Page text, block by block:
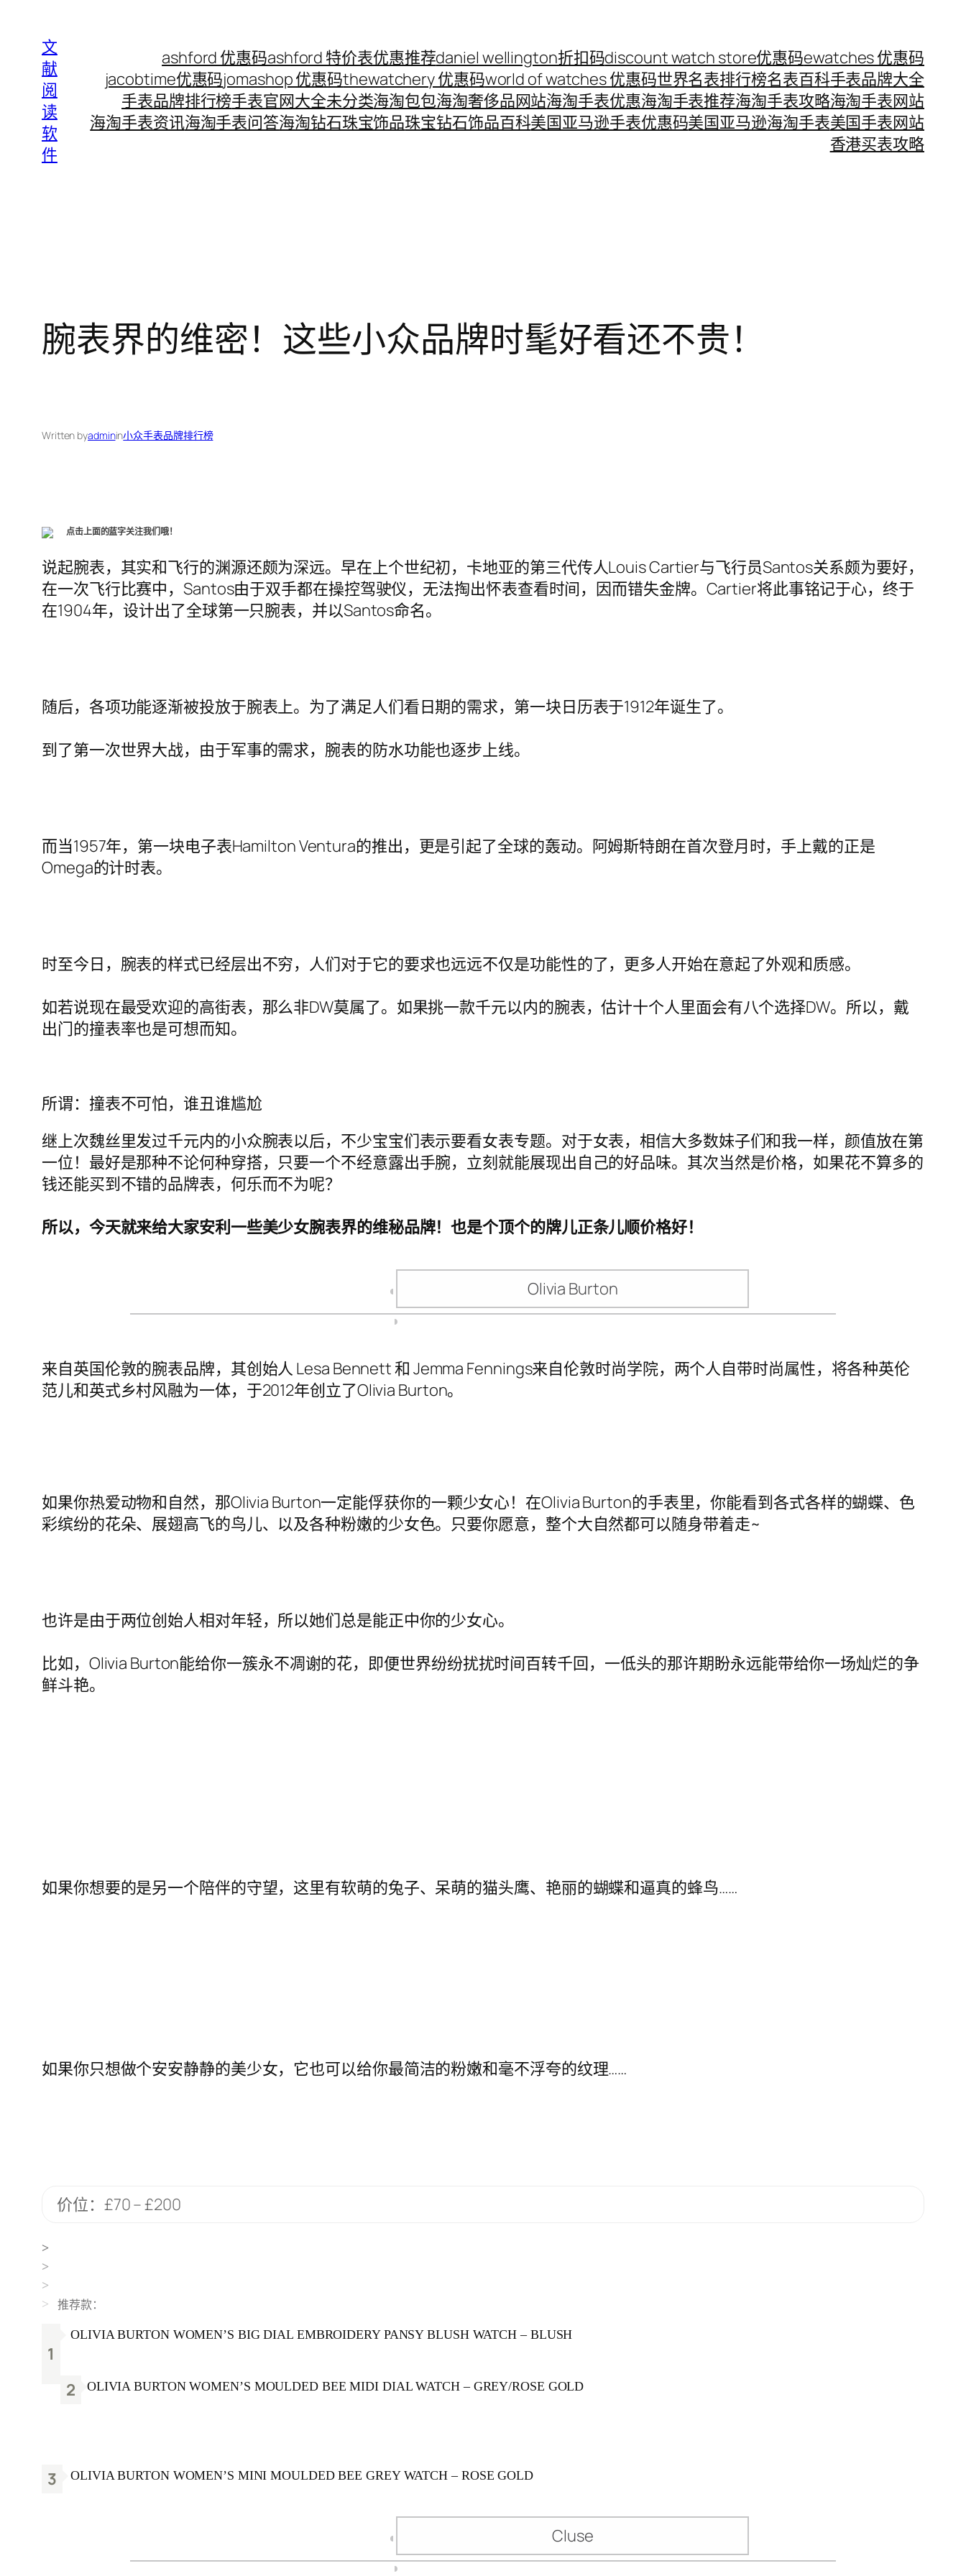
content
文
献
阅
读
软
件
ashford 优惠码ashford 特价表优惠推荐daniel wellington折扣码discount watch store优惠码ewatches 优惠码
jacobtime优惠码jomashop 优惠码thewatchery 优惠码world of watches 优惠码世界名表排行榜名表百科手表品牌大全
手表品牌排行榜手表官网大全未分类海淘包包海淘奢侈品网站海淘手表优惠海淘手表推荐海淘手表攻略海淘手表网站
海淘手表资讯海淘手表问答海淘钻石珠宝饰品珠宝钻石饰品百科美国亚马逊手表优惠码美国亚马逊海淘手表美国手表网站
香港买表攻略
腕表界的维密！这些小众品牌时髦好看还不贵！
Written byadminin小众手表品牌排行榜
点击上面的蓝字关注我们哦！
说起腕表，其实和飞行的渊源还颇为深远。早在上个世纪初，卡地亚的第三代传人Louis Cartier与飞行员Santos关系颇为要好，
在一次飞行比赛中，Santos由于双手都在操控驾驶仪，无法掏出怀表查看时间，因而错失金牌。Cartier将此事铭记于心，终于
在1904年，设计出了全球第一只腕表，并以Santos命名。
随后，各项功能逐渐被投放于腕表上。为了满足人们看日期的需求，第一块日历表于1912年诞生了。
到了第一次世界大战，由于军事的需求，腕表的防水功能也逐步上线。
而当1957年，第一块电子表Hamilton Ventura的推出，更是引起了全球的轰动。阿姆斯特朗在首次登月时，手上戴的正是
Omega的计时表。
时至今日，腕表的样式已经层出不穷，人们对于它的要求也远远不仅是功能性的了，更多人开始在意起了外观和质感。
如若说现在最受欢迎的高街表，那么非DW莫属了。如果挑一款千元以内的腕表，估计十个人里面会有八个选择DW。所以，戴
出门的撞表率也是可想而知。
所谓：撞表不可怕，谁丑谁尴尬
继上次魏丝里发过千元内的小众腕表以后，不少宝宝们表示要看女表专题。对于女表，相信大多数妹子们和我一样，颜值放在第
一位！最好是那种不论何种穿搭，只要一个不经意露出手腕，立刻就能展现出自己的好品味。其次当然是价格，如果花不算多的
钱还能买到不错的品牌表，何乐而不为呢？
所以，今天就来给大家安利一些美少女腕表界的维秘品牌！也是个顶个的牌儿正条儿顺价格好！
Olivia Burton
来自英国伦敦的腕表品牌，其创始人 Lesa Bennett 和 Jemma Fennings来自伦敦时尚学院，两个人自带时尚属性，将各种英伦
范儿和英式乡村风融为一体，于2012年创立了Olivia Burton。
如果你热爱动物和自然，那Olivia Burton一定能俘获你的一颗少女心！在Olivia Burton的手表里，你能看到各式各样的蝴蝶、色
彩缤纷的花朵、展翅高飞的鸟儿、以及各种粉嫩的少女色。只要你愿意，整个大自然都可以随身带着走~
也许是由于两位创始人相对年轻，所以她们总是能正中你的少女心。
比如，Olivia Burton能给你一簇永不凋谢的花，即便世界纷纷扰扰时间百转千回，一低头的那许期盼永远能带给你一场灿烂的争
鲜斗艳。
如果你想要的是另一个陪伴的守望，这里有软萌的兔子、呆萌的猫头鹰、艳丽的蝴蝶和逼真的蜂鸟……
如果你只想做个安安静静的美少女，它也可以给你最简洁的粉嫩和毫不浮夸的纹理……
价位：£70 – £200
>
>
>
>
推荐款：
1
OLIVIA BURTON WOMEN’S BIG DIAL EMBROIDERY PANSY BLUSH WATCH – BLUSH
2 OLIVIA BURTON WOMEN’S MOULDED BEE MIDI DIAL WATCH – GREY/ROSE GOLD
3 OLIVIA BURTON WOMEN’S MINI MOULDED BEE GREY WATCH – ROSE GOLD
Cluse